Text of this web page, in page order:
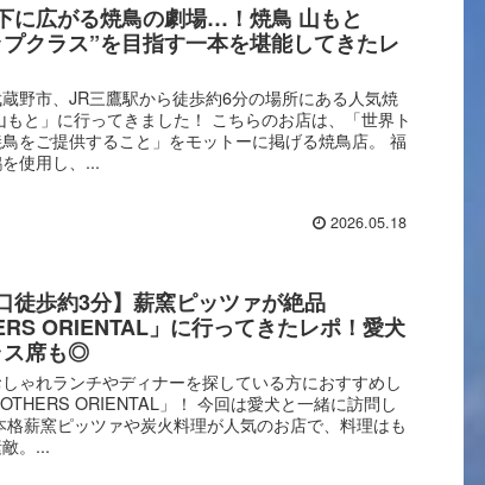
に広がる焼鳥の劇場…！焼鳥 山もと
クラス”を目指す一本を堪能してきたレ
野市、JR三鷹駅から徒歩約6分の場所にある人気焼
もと」に行ってきました！ こちらのお店は、「世界ト
をご提供すること」をモットーに掲げる焼鳥店。 福
使用し、...
2026.05.18
徒歩約3分】薪窯ピッツァが絶品
ORIENTAL」に行ってきたレポ！愛犬
ス席も◎
ゃれランチやディナーを探している方におすすめし
ORIENTAL」！ 今回は愛犬と一緒に訪問し
薪窯ピッツァや炭火料理が人気のお店で、料理はも
。...